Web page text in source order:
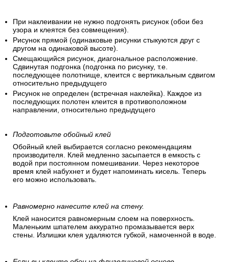
При наклеивании не нужно подгонять рисунок (обои без
узора и клеятся без совмещения).
Рисунок прямой (одинаковые рисунки стыкуются друг с
другом на одинаковой высоте).
Смещающийся рисунок, диагональное расположение.
Сдвинутая подгонка (подгонка по рисунку, т.е.
последующее полотнище, клеится с вертикальным сдвигом
относительно предыдущего
Рисунок не определен (встречная наклейка). Каждое из
последующих полотен клеится в противоположном
направлении, относительно предыдущего
Подготовьте обойный клей
Обойный клей выбирается согласно рекомендациям
производителя. Клей медленно засыпается в емкость с
водой при постоянном помешивании. Через некоторое
время клей набухнет и будет напоминать кисель. Теперь
его можно использовать.
Равномерно нанесите клей на стену.
Клей наносится равномерным слоем на поверхность.
Маленьким шпателем аккуратно промазывается верх
стены. Излишки клея удаляются губкой, намоченной в воде.